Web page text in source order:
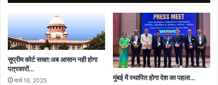
सुप्रीम कोर्ट सख्त:अब आसान नही होगा
पत्रकारों…
मार्च 16, 2025 मुंबई में स्थापित होगा देश का पहला…